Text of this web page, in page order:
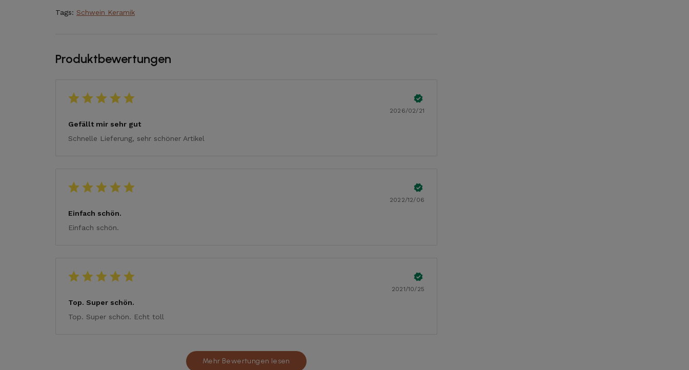
Tags: Schwein Keramik
Produktbewertungen
2026/02/21
Gefällt mir sehr gut
Schnelle Lieferung, sehr schöner Artikel
2022/12/06
Einfach schön.
Einfach schön.
2021/10/25
Top. Super schön.
Top. Super schön. Echt toll
Mehr Bewertungen lesen